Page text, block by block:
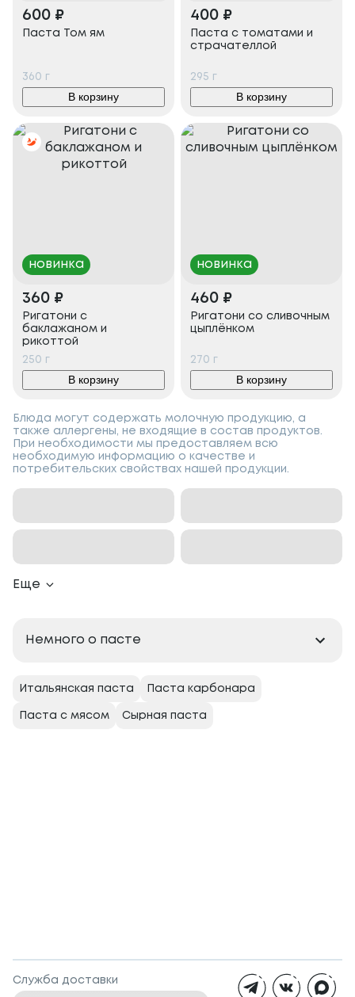
600 ₽
Паста Том ям
360 г
В корзину
400 ₽
Паста с томатами и
страчателлой
295 г
В корзину
новинка
360 ₽
Ригатони с
баклажаном и
рикоттой
250 г
В корзину
новинка
460 ₽
Ригатони со сливочным
цыплёнком
270 г
В корзину
Блюда могут содержать молочную продукцию, а
также аллергены, не входящие в состав продуктов.
При необходимости мы предоставляем всю
необходимую информацию о качестве и
потребительских свойствах нашей продукции.
Еще
Немного о пасте
Итальянская паста Паста карбонара
Паста с мясом Сырная паста
Служба доставки